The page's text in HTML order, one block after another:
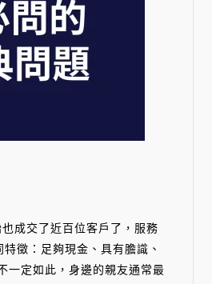
成交了近百位客戶了，服務
徵：足夠現金、具有膽識、
定如此，身邊的親友通常最